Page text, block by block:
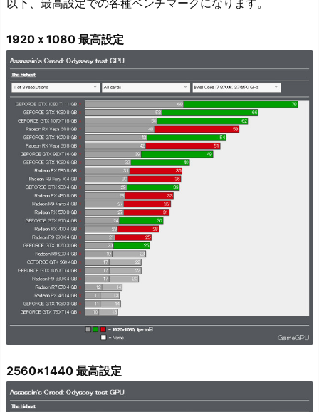
1920ｘ1080 最高設定
2560x1440 最高設定